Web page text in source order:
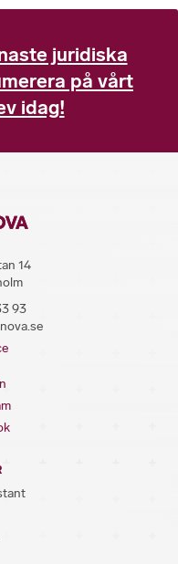
juridiska
på vårt
idag!
14
93